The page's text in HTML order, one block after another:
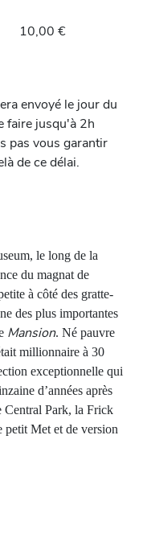
10,00 €
envoyé le jour du
faire jusqu'à 2h
pas vous garantir
de ce délai.
le long de la
du magnat de
à côté des gratte-
des plus importantes
Mansion. Né pauvre
millionnaire à 30
exceptionnelle qui
d’années après
Central Park, la Frick
petit Met et de version